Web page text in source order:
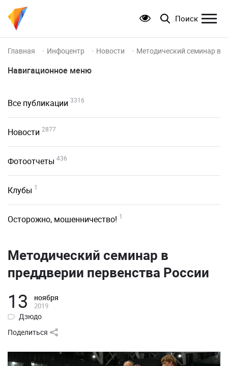
Поиск
Главная Инфоцентр Новости Методический семинар в
Навигационное меню
Все публикации 3316
Новости 2877
Фотоотчеты 436
Клубы 1
Осторожно, мошенничество! 1
Методический семинар в
преддверии первенства России
13 ноября
2019
Дзюдо
Поделиться